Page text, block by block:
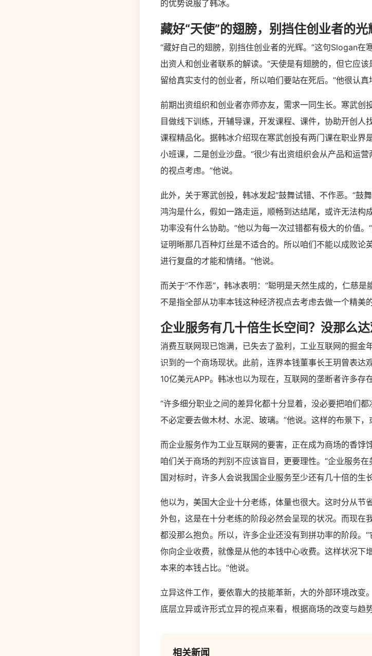
的优势说服了韩冰。
藏好“天使”的翅膀，别挡住创业者的光
“藏好自己的翅膀，别挡住创业者的光辉。”这句Slogan
出资人和创业者联系的解读。“天使是有翅膀的，但它应
留给真实支付的创业者，所以咱们要站在死后。”他很认真
前期出资组织和创业者亦师亦友，需求一同生长。寒武创
目做线下训练，开辅导课，开发课程、课件，协助开创
课程精品化。据韩冰介绍现在寒武创投有两门课在职业界
小班课，二是创业沙盘。“很少有出资组织会从产品和运
的视点考虑。”他说。
此外，关于寒武创投，韩冰发起“鼓舞试错、不作恶。“鼓
鸿沟是什么，假如一路走运，顺畅到达结尾，或许无法构
功率没有什么协助。”他以为每一次过错都有极大的价值
证明晰那几百种灯丝是不适合的。所以咱们不能以成败论
进行复盘的才能和情绪。”他说。
而关于“不作恶”，韩冰表明：“聪明是天然生成的，仁慈
不是指全部从功率本钱这种经济视点去考虑去做一个精美
企业服务有几十倍生长空间？没那么
消费互联网现已饱满，已失去了盈利，工业互联网的掘金
识到的一个商场现状。此前，连界本钱董事长王玥曾表达
10亿美元APP。韩冰也以为现在，互联网的垄断者许多存
“许多细分职业之间的差异化都十分显着，没必要把咱们
不必定要去做木材、水泥、玻璃。”他说。这样的布景下
而企业服务作为工业互联网的要害，正在成为商场的香饽
咱们关于商场的判别不应该盲目，更要理性。“企业服务
国对标时，许多人会说我国企业服务至少还有几十倍的生
他以为，美国大企业十分老练，体量也很大。这时分从节
外包，这是在十分老练的阶段必然会呈现的状况。而现在
都没那么抱负。所以，许多企业还没有到拼功率的阶段。
你向企业收费，就像是从他的本钱中心收费。这样状况下
本来的本钱占比。”他说。
立异这件工作，要依靠大的技能革新，大的外部环境改变
底层立异或许形式立异的视点来看，根据商场的改变与趋
相关新闻